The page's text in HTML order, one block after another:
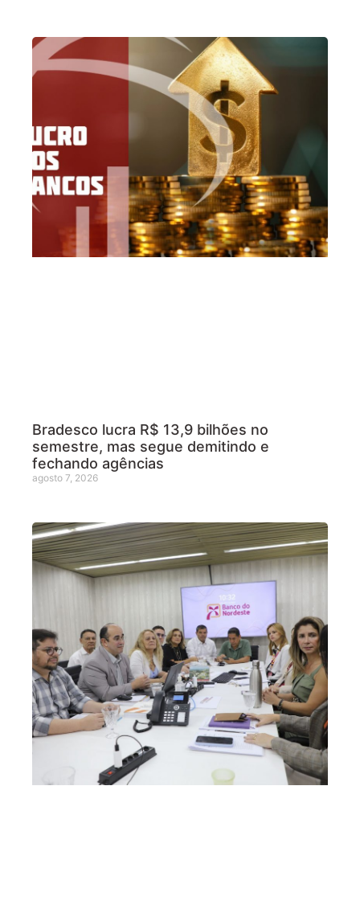
Bradesco lucra R$ 13,9 bilhões no
semestre, mas segue demitindo e
fechando agências
agosto 7, 2026